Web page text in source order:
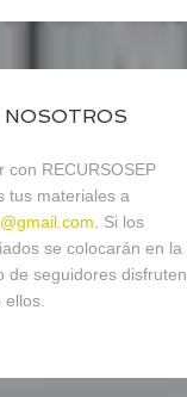
NOSOTROS
con RECURSOSEP
tus materiales a
. Si los
se colocarán en la
de seguidores disfruten
ellos.